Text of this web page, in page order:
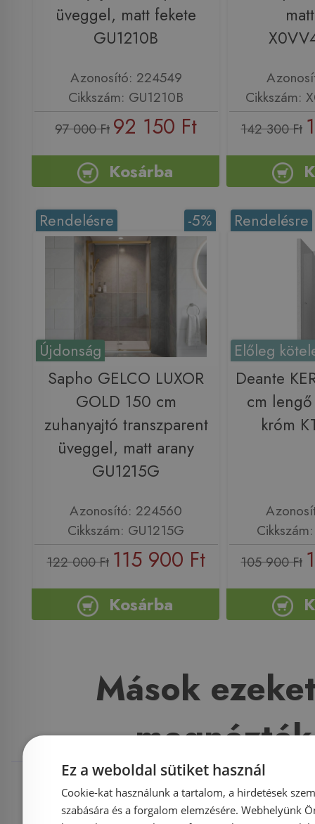
üveggel, matt fekete
GU1210B
Azonosító: 224549
Cikkszám: GU1210B
97 000 Ft 92 150 Ft
Kosárba
Cikkszám:
142 300 Ft
Újdonság
-5%
Rendelésre
Sapho GELCO LUXOR
GOLD 150 cm
zuhanyajtó transzparent
üveggel, matt arany
GU1215G
Azonosító: 224560
Cikkszám: GU1215G
122 000 Ft 115 900 Ft
Kosárba
Rendelésre
Előleg
Deante
cm
króm
105 900 Ft
Mások
megnézték
-55%
Raktáron Raktáron
Ez a weboldal sütiket használ
Cookie-kat használunk a tartalom, a hirdetések
szabására és a forgalom elemzésére. Webhelyünk